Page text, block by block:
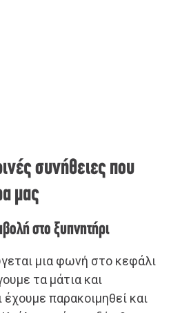
συνήθειες που
μας
στο ξυπνητήρι
μια φωνή στο κεφάλι
τα μάτια και
έχουμε παρακοιμηθεί και